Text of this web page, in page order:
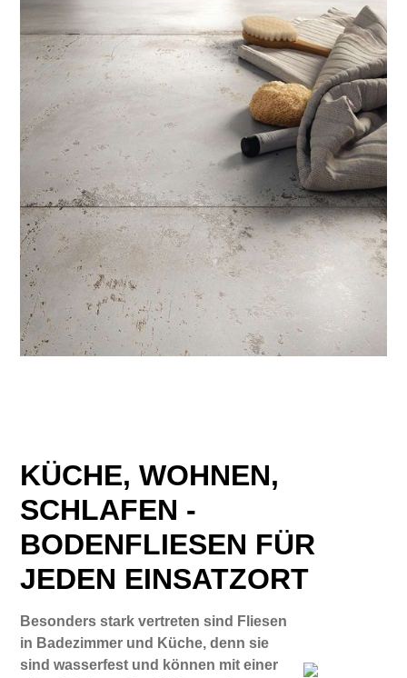
KÜCHE, WOHNEN,
SCHLAFEN -
BODENFLIESEN FÜR
JEDEN EINSATZORT
Besonders stark vertreten sind Fliesen
in Badezimmer und Küche, denn sie
sind wasserfest und können mit einer